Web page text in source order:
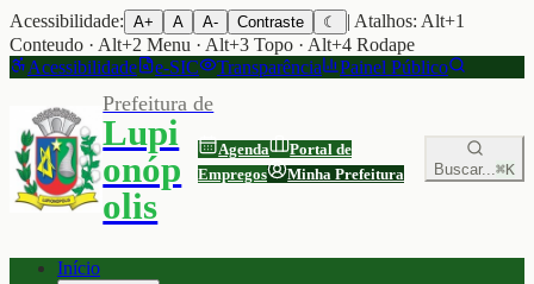
Acessibilidade: A+ A A- Contraste ☾
| Atalhos: Alt+1
Conteudo · Alt+2 Menu · Alt+3 Topo · Alt+4 Rodape
Acessibilidade
e-SIC Transparência Painel Público
Prefeitura de
Lupi
onóp
olis
Agenda
Portal de
Empregos
Minha Prefeitura Buscar...⌘K
Início